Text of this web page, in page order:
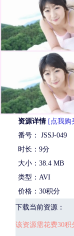
资源详情 [点我购
番号： JSSJ-049
时长：9分
大小：38.4 MB
类型：AVI
价格：30积分
下载当前资源：
该资源需花费30积